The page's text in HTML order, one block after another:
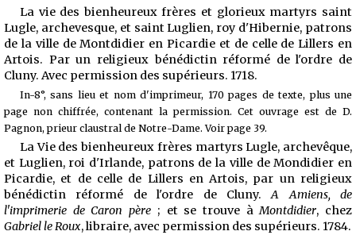
La vie des bienheureux frères et glorieux martyrs saint
Lugle, archevesque, et saint Luglien, roy d'Hibernie, patrons
de la ville de Montdidier en Picardie et de celle de Lillers en
Artois. Par un religieux bénédictin réformé de l'ordre de
Cluny. Avec permission des supérieurs. 1718.
In-8°, sans lieu et nom d'imprimeur, 170 pages de texte, plus une
page non chiffrée, contenant la permission. Cet ouvrage est de D.
Pagnon, prieur claustral de Notre-Dame. Voir page 39.
La Vie des bienheureux frères martyrs Lugle, archevêque,
et Luglien, roi d'Irlande, patrons de la ville de Mondidier en
Picardie, et de celle de Lillers en Artois, par un religieux
bénédictin réformé de l'ordre de Cluny.A Amiens, de
l'imprimerie de Caron père ; et se trouve àMontdidier, chez
Gabriel le Roux, libraire, avec permission des supérieurs. 1784.